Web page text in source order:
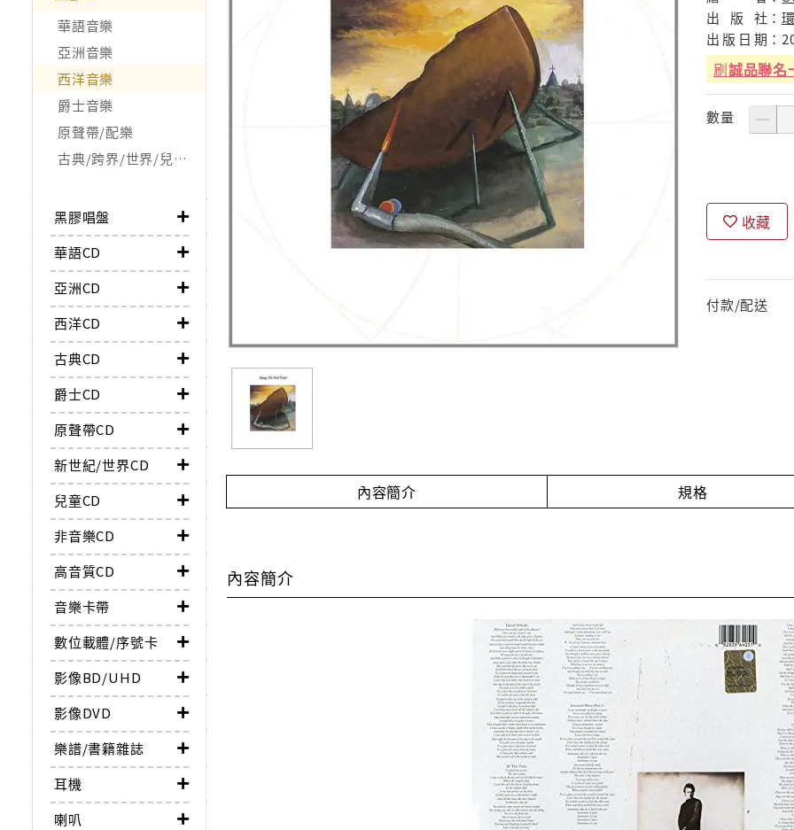
華語音樂
亞洲音樂
西洋音樂
爵士音樂
原聲帶/配樂
古典/跨界/世界/兒童/非音樂類
黑膠唱盤
華語CD
亞洲CD
西洋CD
古典CD
爵士CD
原聲帶CD
新世紀/世界CD
兒童CD
非音樂CD
高音質CD
音樂卡帶
數位載體/序號卡
影像BD/UHD
影像DVD
樂譜/書籍雜誌
耳機
喇叭
出
版 社：
出 版 日 期：
刷誠品聯名
數量
收藏
付款/配送
內容簡介 規格
內容簡介